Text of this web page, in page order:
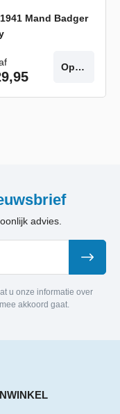
Mand Badger
Opties
advies.
u onze informatie over
akkoord gaat.